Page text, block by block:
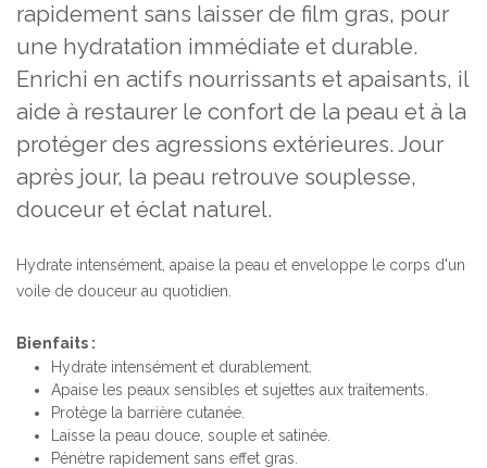
rapidement sans laisser de film gras, pour
une hydratation immédiate et durable.
Enrichi en actifs nourrissants et apaisants, il
aide à restaurer le confort de la peau et à la
protéger des agressions extérieures. Jour
après jour, la peau retrouve souplesse,
douceur et éclat naturel.
Hydrate intensément, apaise la peau et enveloppe le corps d'un
voile de douceur au quotidien.
Bienfaits :
Hydrate intensément et durablement.
Apaise les peaux sensibles et sujettes aux traitements.
Protège la barrière cutanée.
Laisse la peau douce, souple et satinée.
Pénètre rapidement sans effet gras.